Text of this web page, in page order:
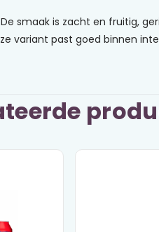
smaak is zacht en fruitig,
variant past goed binnen